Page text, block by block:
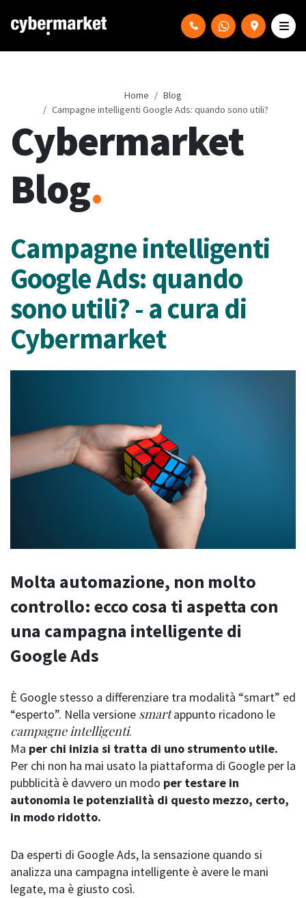
Home
Blog
Campagne intelligenti Google Ads: quando sono utili?
Cybermarket
Blog.
Campagne intelligenti
Google Ads: quando
sono utili? - a cura di
Cybermarket
Molta automazione, non molto
controllo: ecco cosa ti aspetta con
una campagna intelligente di
Google Ads
È Google stesso a differenziare tra modalità “smart” ed
“esperto”. Nella versione smartappunto ricadono le
campagne intelligenti.
Ma per chi inizia si tratta di uno strumento utile.
Per chi non ha mai usato la piattaforma di Google per la
pubblicità è davvero un modo per testare in
autonomia le potenzialità di questo mezzo, certo,
in modo ridotto.
Da esperti di Google Ads, la sensazione quando si
analizza una campagna intelligente è avere le mani
legate, ma è giusto così.